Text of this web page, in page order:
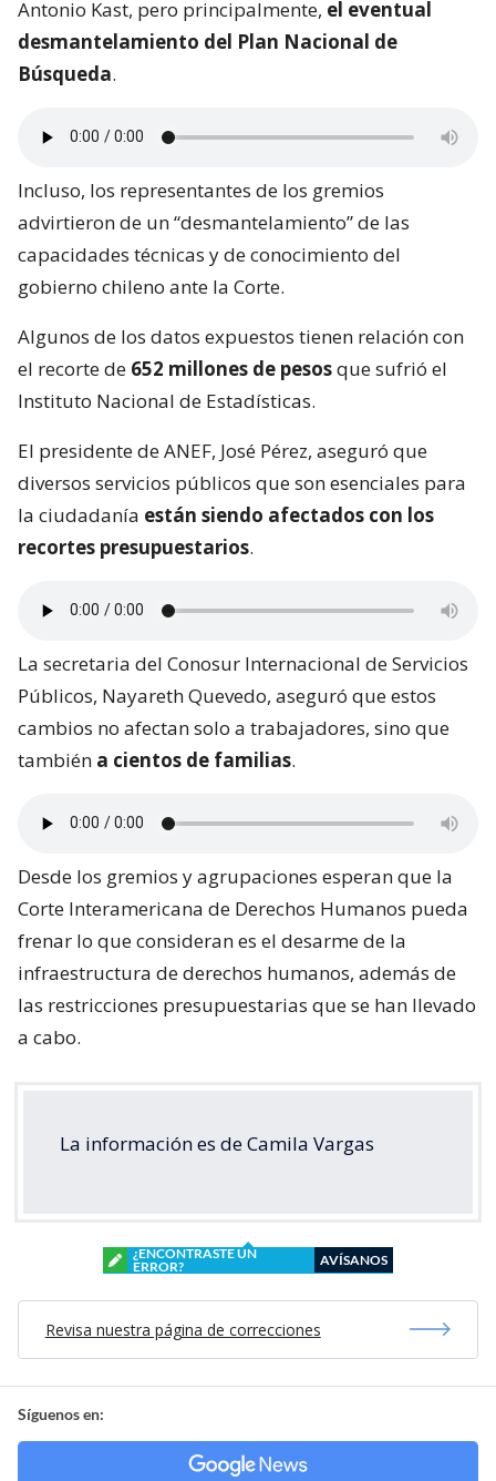
Antonio Kast, pero principalmente, el eventual
desmantelamiento del Plan Nacional de
Búsqueda.
Incluso, los representantes de los gremios
advirtieron de un “desmantelamiento” de las
capacidades técnicas y de conocimiento del
gobierno chileno ante la Corte.
Algunos de los datos expuestos tienen relación con
el recorte de 652 millones de pesosque sufrió el
Instituto Nacional de Estadísticas.
El presidente de ANEF, José Pérez, aseguró que
diversos servicios públicos que son esenciales para
la ciudadanía están siendo afectados con los
recortes presupuestarios.
La secretaria del Conosur Internacional de Servicios
Públicos, Nayareth Quevedo, aseguró que estos
cambios no afectan solo a trabajadores, sino que
también a cientos de familias.
Desde los gremios y agrupaciones esperan que la
Corte Interamericana de Derechos Humanos pueda
frenar lo que consideran es el desarme de la
infraestructura de derechos humanos, además de
las restricciones presupuestarias que se han llevado
a cabo.
La información es de Camila Vargas
¿ENCONTRASTE UN
ERROR?
AVÍSANOS
Revisa nuestra página de correcciones
Síguenos en: